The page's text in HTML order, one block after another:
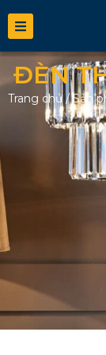
ĐÈN
Trang chủ/Sản